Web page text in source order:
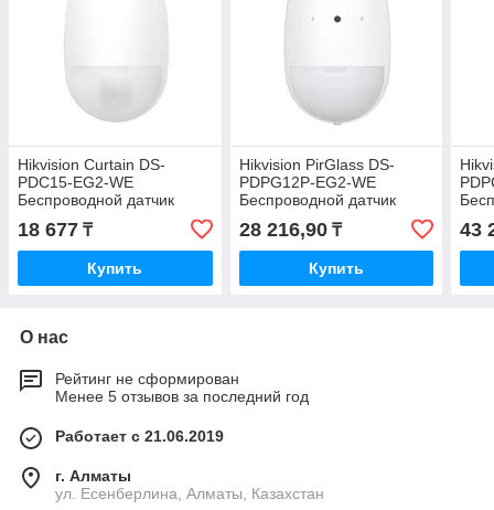
Hikvision Curtain DS-
PDC15-EG2-WE
Беспроводной датчик
движения
18 677 ₸
Купить
Hikvision PirGlass DS-
PDPG12P-EG2-WE
Беспроводной датчик
движения и разбития
стекла
28 216,90₸
Купить
43
О нас
Рейтинг не сформирован
Менее 5 отзывов за последний год
Работает с 21.06.2019
г. Алматы
ул. Есенберлина, Алматы, Казахстан